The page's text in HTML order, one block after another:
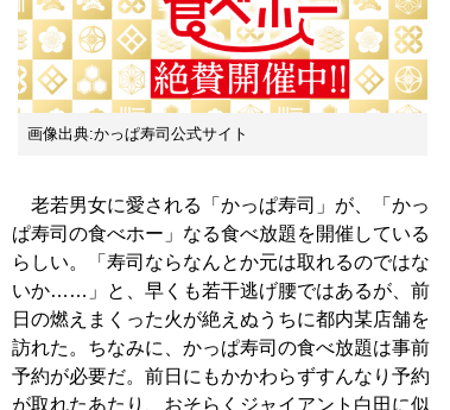
画像出典:かっぱ寿司公式サイト
老若男女に愛される「かっぱ寿司」が、「かっ
ぱ寿司の食べホー」なる食べ放題を開催している
らしい。「寿司ならなんとか元は取れるのではな
いか……」と、早くも若干逃げ腰ではあるが、前
日の燃えまくった火が絶えぬうちに都内某店舗を
訪れた。ちなみに、かっぱ寿司の食べ放題は事前
予約が必要だ。前日にもかかわらずすんなり予約
が取れたあたり、おそらくジャイアント白田に似